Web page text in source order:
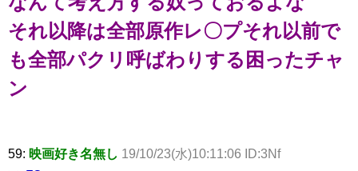
それ以降は全部原作レ〇プそれ以前で
も全部パクリ呼ばわりする困ったチャ
ン
59: 映画好き名無し 19/10/23(水)10:11:06 ID:3Nf